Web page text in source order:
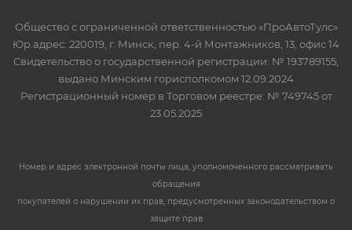
Общество с ограниченной ответственностью «ПроАвтоТулс»
Юр.адрес: 220019, г. Минск, пер. 4-й Монтажников, 13, офис 14
Свидетельство о государственной регистрации: № 193789155,
выдано Минским горисполкомом 12.09.2024
Регистрационный номер в Торговом реестре: № 749745 от
23.05.2025
Номер и адрес электронной почты лица, уполномоченного рассматривать
обращения
покупателей о нарушении их прав, предусмотренных законодательством о
защите прав